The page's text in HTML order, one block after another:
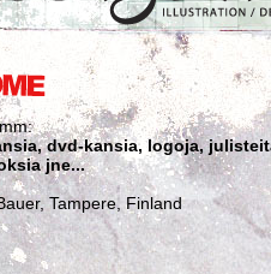
dvd-kansia, logoja,
jne...
Tampere, Finland